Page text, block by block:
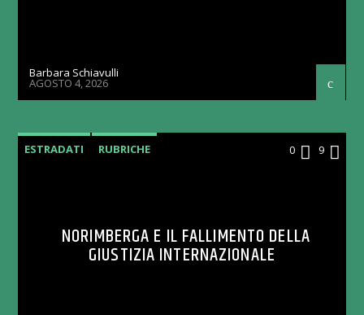
Barbara Schiavulli
AGOSTO 4, 2026
ESTRADATI RUBRICHE 0 9
NORIMBERGA E IL FALLIMENTO DELLA
GIUSTIZIA INTERNAZIONALE